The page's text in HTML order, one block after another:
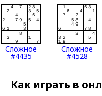
Сложное
#4435
Сложное
#4528
Как играть в